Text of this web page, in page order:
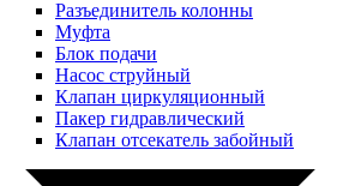
Разъединитель колонны
Муфта
Блок подачи
Насос струйный
Клапан циркуляционный
Пакер гидравлический
Клапан отсекатель забойный